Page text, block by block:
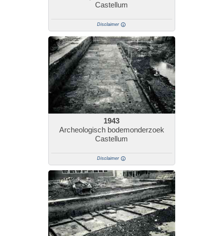
Castellum
Disclaimer
1943
Archeologisch bodemonderzoek
Castellum
Disclaimer